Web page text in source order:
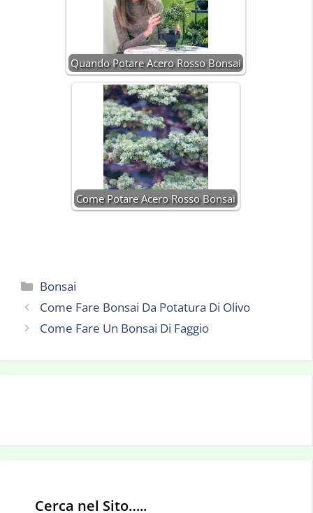
Quando Potare Acero Rosso Bonsai
Come Potare Acero Rosso Bonsai
Categorie
Bonsai
Come Fare Bonsai Da Potatura Di Olivo
Come Fare Un Bonsai Di Faggio
Cerca nel Sito…..